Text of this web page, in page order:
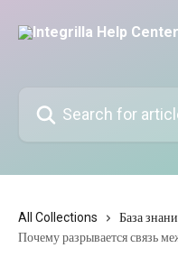
All Collections
База
Почему разрывается связь